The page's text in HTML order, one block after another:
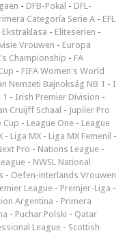
- DFB-Pokal - DFL-
Categoría Serie A - EFL
Ekstraklasa - Eliteserien -
Vrouwen - Europa
Championship - FA
- FIFA Women's World
Nemzeti Bajnokság NB 1 - I
- Irish Premier Division -
Cruijff Schaal - Jupiler Pro
Cup - League One - League
- Liga MX - Liga MX Femenil -
Pro - Nations League -
- NWSL National
- Oefen-interlands Vrouwen
League - Premjer-Liga -
Argentina - Primera
- Puchar Polski - Qatar
League - Scottish